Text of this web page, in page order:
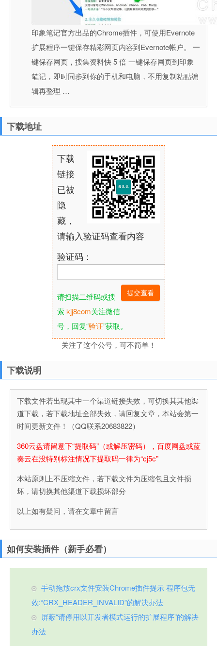
印象笔记官方出品的Chrome插件，可使用Evernote
扩展程序一键保存精彩网页内容到Evernote帐户。 一
键保存网页，搜集资料快 5 倍 一键保存网页到印象
笔记，即时同步到你的手机和电脑，不用复制粘贴编
辑再整理 …
下载地址
下载
链接
已被
隐
藏，
请输入验证码查看内容
验证码：
请扫描二维码或搜
索kjj8com关注微信
号，回复“验证”获取。
关注了这个公号，可不简单！
下载说明
下载文件若出现其中一个渠道链接失效，可切换其其他渠
道下载，若下载地址全部失效，请回复文章，本站会第一
时间更新文件！（QQ联系20683822）
360云盘请留意下“提取码”（或解压密码），百度网盘或蓝
奏云在没特别标注情况下提取码一律为“cj5c”
本站原则上不压缩文件，若下载文件为压缩包且文件损
坏，请切换其他渠道下载损坏部分
以上如有疑问，请在文章中留言
如何安装插件（新手必看）
手动拖放crx文件安装Chrome插件提示 程序包无
效:“CRX_HEADER_INVALID”的解决办法
屏蔽“请停用以开发者模式运行的扩展程序”的解决
办法